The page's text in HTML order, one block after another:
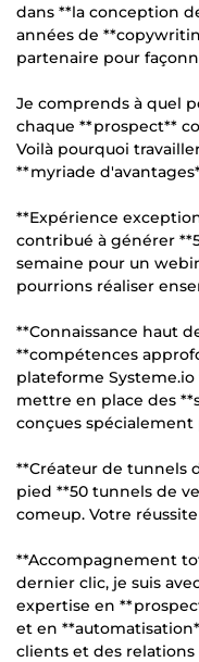
dans **la conception
années de
partenaire pour
Je comprends à quel
chaque **prospect**
Voilà pourquoi
**myriade
**Expérience
contribué à générer
semaine pour un
pourrions réaliser
**Connaissance haut
**compétences
plateforme
mettre en place des
conçues
**Créateur de tunnels
pied **50 tunnels de
comeup. Votre
**Accompagnement
dernier clic, je suis
expertise en
et en
clients et des relations